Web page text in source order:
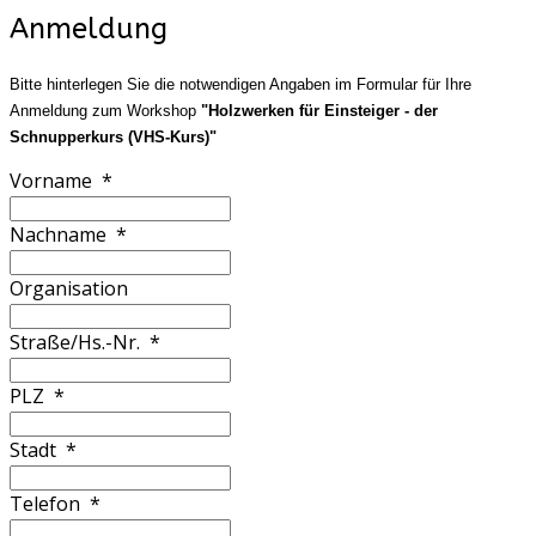
Anmeldung
Bitte hinterlegen Sie die notwendigen Angaben im Formular für Ihre
Anmeldung zum Workshop "Holzwerken für Einsteiger - der
Schnupperkurs (VHS-Kurs)"
Vorname *
Nachname *
Organisation
Straße/Hs.-Nr. *
PLZ *
Stadt *
Telefon *